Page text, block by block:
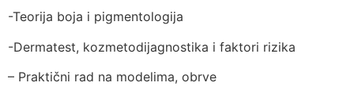
-Teorija boja i pigmentologija
-Dermatest, kozmetodijagnostika i faktori rizika
– Praktični rad na modelima, obrve